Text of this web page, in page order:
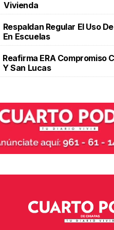
Vivienda
Respaldan Regular El Uso
En Escuelas
Reafirma ERA Compromiso
Y San Lucas